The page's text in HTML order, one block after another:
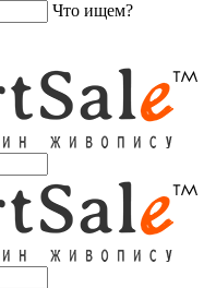
Что ищем?